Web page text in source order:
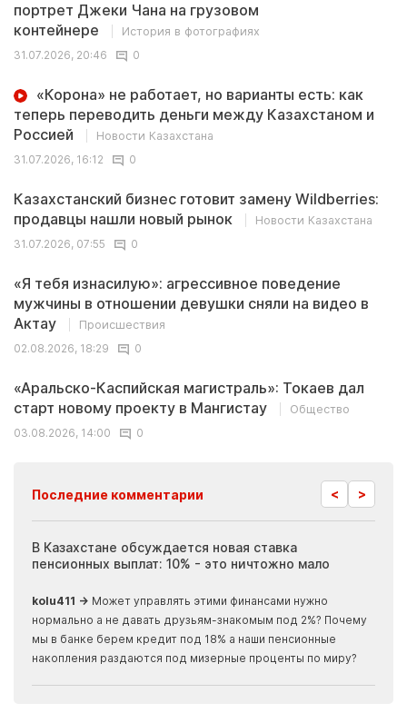
портрет Джеки Чана на грузовом
контейнере
История в фотографиях
31.07.2026, 20:46
0
«Корона» не работает, но варианты есть: как
теперь переводить деньги между Казахстаном и
Россией
Новости Казахстана
31.07.2026, 16:12
0
Казахстанский бизнес готовит замену Wildberries:
продавцы нашли новый рынок
Новости Казахстана
31.07.2026, 07:55
0
«Я тебя изнасилую»: агрессивное поведение
мужчины в отношении девушки сняли на видео в
Актау
Происшествия
02.08.2026, 18:29
0
«Аральско-Каспийская магистраль»: Токаев дал
старт новому проекту в Мангистау
Общество
03.08.2026, 14:00
0
Последние комментарии < >
В Казахстане обсуждается новая ставка
пенсионных выплат: 10% - это ничтожно мало
kolu411 → Может управлять этими финансами нужно
нормально а не давать друзьям-знакомым под 2%? Почему
мы в банке берем кредит под 18% а наши пенсионные
накопления раздаются под мизерные проценты по миру?